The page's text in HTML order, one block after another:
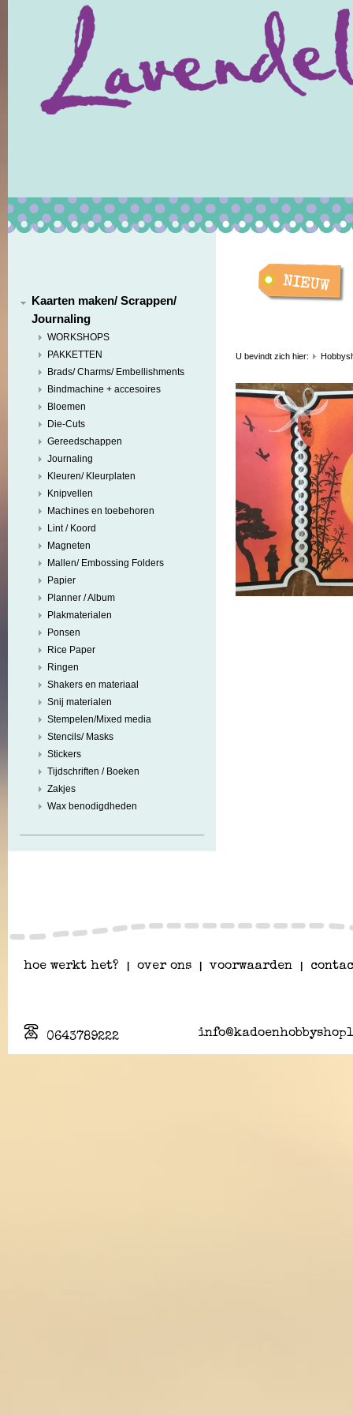
Kaarten maken/ Scrappen/
Journaling
WORKSHOPS
PAKKETTEN
Brads/ Charms/ Embellishments
Bindmachine + accesoires
Bloemen
Die-Cuts
Gereedschappen
Journaling
Kleuren/ Kleurplaten
Knipvellen
Machines en toebehoren
Lint / Koord
Magneten
Mallen/ Embossing Folders
Papier
Planner / Album
Plakmaterialen
Ponsen
Rice Paper
Ringen
Shakers en materiaal
Snij materialen
Stempelen/Mixed media
Stencils/ Masks
Stickers
Tijdschriften / Boeken
Zakjes
Wax benodigdheden
U bevindt zich hier:
hoe werkt het? over ons voorwaarden
0643789222